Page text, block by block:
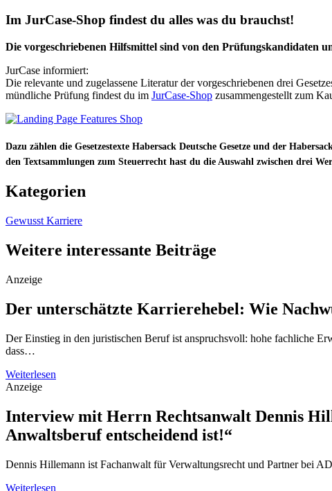
Im JurCase-Shop findest du alles was du brauchst!
Die vorgeschriebenen Hilfsmittel sind von den Prüfungskandidaten
JurCase informiert:
Die relevante und zugelassene Literatur der vorgeschriebenen drei
mündliche Prüfung findest du im JurCase-Shop zusammengestellt zum
Dazu zählen die Gesetzestexte Habersack Deutsche Gesetze und der
den Textsammlungen zum Steuerrecht hast du die Auswahl zwischen drei
Kategorien
Gewusst Karriere
Weitere interessante Beiträge
Anzeige
Der unterschätzte Karrierehebel: Wie
Der Einstieg in den juristischen Beruf ist anspruchsvoll: hohe fachliche
dass…
Weiterlesen
Anzeige
Interview mit Herrn Rechtsanwalt Dennis
Anwaltsberuf entscheidend ist!“
Dennis Hillemann ist Fachanwalt für Verwaltungsrecht und Partner bei
Weiterlesen